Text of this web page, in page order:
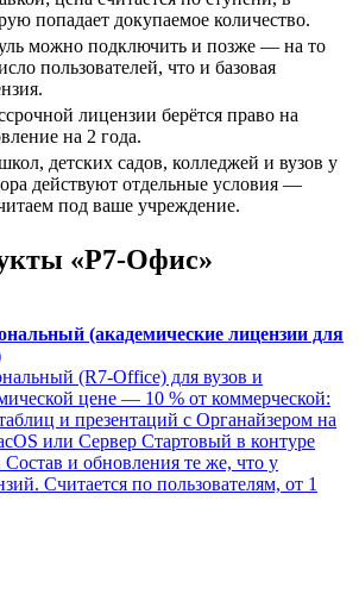
попадает докупаемое количество.
можно подключить и позже — на то
пользователей, что и базовая
лицензии берётся право на
на 2 года.
детских садов, колледжей и вузов у
действуют отдельные условия —
под ваше учреждение.
«Р7-Офис»
(академические лицензии для
(R7-Office) для вузов и
цене — 10 % от коммерческой:
и презентаций с Органайзером на
или Сервер Стартовый в контуре
Состав и обновления те же, что у
Считается по пользователям, от 1